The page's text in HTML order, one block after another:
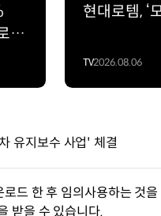
현대로템, ‘
TV2026.08.06
유지보수 사업' 체결
드 한 후 임의사용하는 것
받을 수 있습니다.